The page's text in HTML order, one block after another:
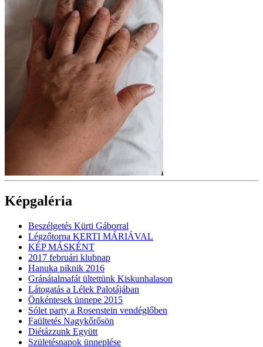
Képgaléria
Beszélgetés Kürti Gáborral
Légzőtorna KERTI MÁRIÁVAL
KÉP MÁSKÉNT
2017 februári klubnap
Hanuka piknik 2016
Gránátalmafát ültettünk Kiskunhalason
Látogatás a Lélek Palotájában
Önkéntesek ünnepe 2015
Sólet party a Rosenstein vendéglőben
Faültetés Nagykőrősön
Diétázzunk Együtt
Születésnapok ünneplése